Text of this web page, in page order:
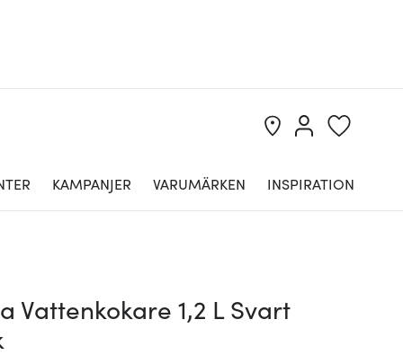
KAMPANJER VARUMÄRKEN INSPIRATION
Vattenkokare 1,2 L Svart